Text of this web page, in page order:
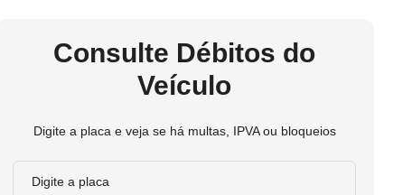
Consulte Débitos do
Veículo
Digite a placa e veja se há multas, IPVA ou bloqueios